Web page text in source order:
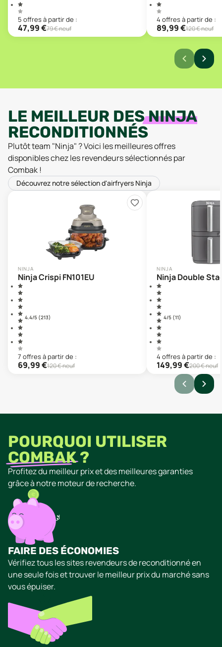
5 offresà partir de :
47,99€79€ neuf
4 offresà partir de :
89,99€120€ neuf
LE MEILLEUR DESNINJA
RECONDITIONNÉS
Plutôt team "Ninja" ? Voici les meilleures offres
disponibles chez les revendeurs sélectionnés par
Combak !
Découvrez notre sélection d'airfryers Ninja
NINJA
Ninja Crispi FN101EU
4.4/5 (213)
7 offresà partir de :
69,99€120€ neuf
NINJA
Ninja Double
4/5 (11)
4 offresà partir de :
149,99€200€ neuf
POURQUOI UTILISER
COMBAK?
Profitez du meilleur prix et des meilleures garanties
grâce à notre moteur de recherche.
FAIRE DES ÉCONOMIES
Vérifiez tous les sites revendeurs de reconditionné en
une seule fois et trouver le meilleur prix du marché sans
vous épuiser.